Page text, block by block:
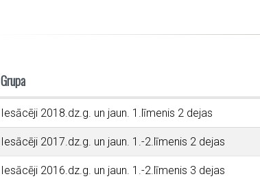
Grupa
Iesācēji 2018.dz.g. un jaun. 1.līmenis 2 dejas
Iesācēji 2017.dz.g. un jaun. 1.-2.līmenis 2 dejas
Iesācēji 2016.dz.g. un jaun. 1.-2.līmenis 3 dejas